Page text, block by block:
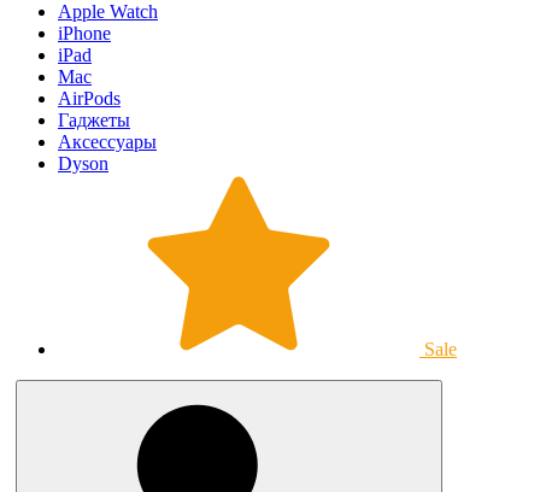
Apple Watch
iPhone
iPad
Mac
AirPods
Гаджеты
Аксессуары
Dyson
Sale